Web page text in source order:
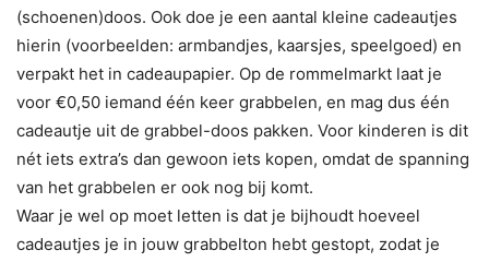
(schoenen)doos. Ook doe je een aantal kleine cadeautjes
hierin (voorbeelden: armbandjes, kaarsjes, speelgoed) en
verpakt het in cadeaupapier. Op de rommelmarkt laat je
voor €0,50 iemand één keer grabbelen, en mag dus één
cadeautje uit de grabbel-doos pakken. Voor kinderen is dit
nét iets extra’s dan gewoon iets kopen, omdat de spanning
van het grabbelen er ook nog bij komt.
Waar je wel op moet letten is dat je bijhoudt hoeveel
cadeautjes je in jouw grabbelton hebt gestopt, zodat je